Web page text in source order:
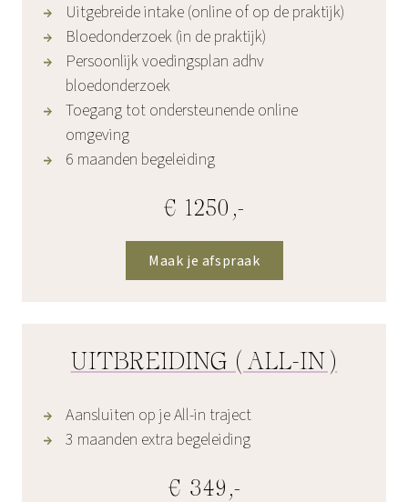
Uitgebreide intake (online of op de praktijk)
Bloedonderzoek (in de praktijk)
Persoonlijk voedingsplan adhv
bloedonderzoek
Toegang tot ondersteunende online
omgeving
6 maanden begeleiding
€ 1250,-
Maak je afspraak
UITBREIDING (ALL-IN)
Aansluiten op je All-in traject
3 maanden extra begeleiding
€ 349,-